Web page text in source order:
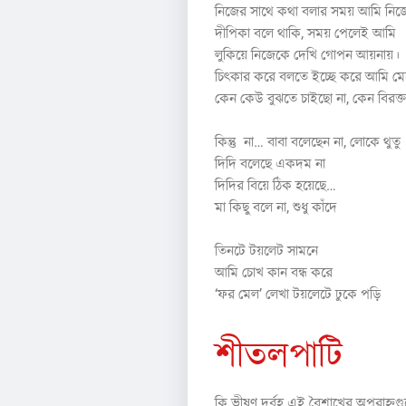
নিজের সাথে কথা বলার সময় আমি
দীপিকা বলে থাকি, সময় পেলেই আমি
লুকিয়ে নিজেকে দেখি গোপন আয়নায়।
চিৎকার করে বলতে ইচ্ছে করে আমি
কেন কেউ বুঝতে চাইছো না, কেন
কিন্তু না… বাবা বলেছেন না, লোকে থুতু
দিদি বলেছে একদম না
দিদির বিয়ে ঠিক হয়েছে…
মা কিছু বলে না, শুধু কাঁদে
তিনটে টয়লেট সামনে
আমি চোখ কান বন্ধ করে
‘ফর মেল’ লেখা টয়লেটে ঢুকে পড়ি
শীতলপাটি